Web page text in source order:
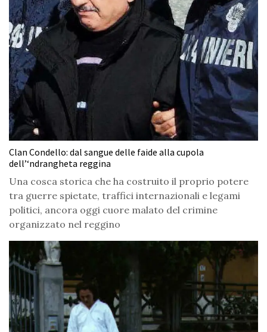
Clan Condello: dal sangue delle faide alla cupola
dell’‘ndrangheta reggina
Una cosca storica che ha costruito il proprio potere
tra guerre spietate, traffici internazionali e legami
politici, ancora oggi cuore malato del crimine
organizzato nel reggino